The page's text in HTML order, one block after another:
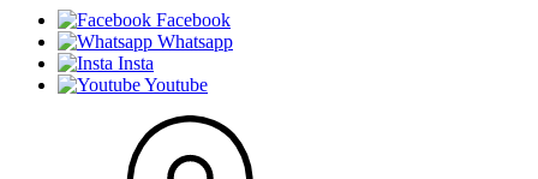
Facebook
Whatsapp
Insta
Youtube